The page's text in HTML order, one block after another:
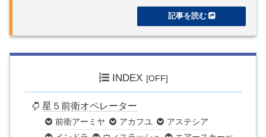
INDEX
星５前衛オペレーター
前衛アーミヤ アカフユ
アステシア